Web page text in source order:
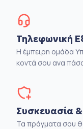
Τηλεφωνική
Η έμπειρη ομάδα
κοντά σου ανα
Συσκευασία
Τα πράγματα σου